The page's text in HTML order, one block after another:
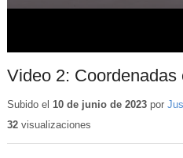
Video 2: Coordenadas
Subido el 10 de junio de 2023por
32visualizaciones